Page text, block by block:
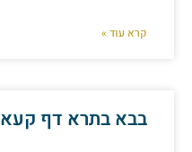
קרא עוד »
בבא בתרא דף קעא